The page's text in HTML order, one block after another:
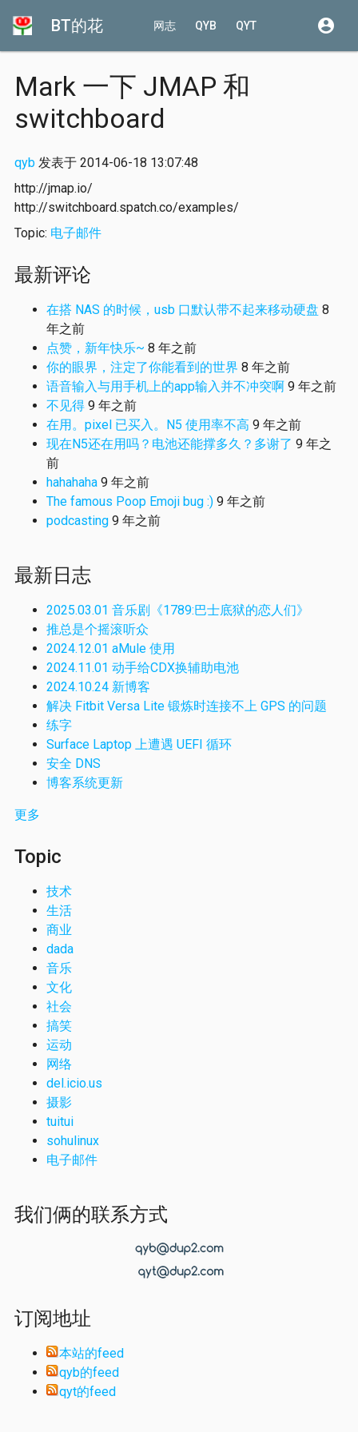
BT的花 网志 QYB QYT account_circle
Mark 一下 JMAP 和
switchboard
qyb 发表于 2014-06-18 13:07:48
http://jmap.io/
http://switchboard.spatch.co/examples/
Topic: 电子邮件
最新评论
在搭 NAS 的时候，usb 口默认带不起来移动硬盘 8
年之前
点赞，新年快乐~ 8 年之前
你的眼界，注定了你能看到的世界 8 年之前
语音输入与用手机上的app输入并不冲突啊 9 年之前
不见得 9 年之前
在用。pixel 已买入。N5 使用率不高 9 年之前
现在N5还在用吗？电池还能撑多久？多谢了 9 年之
前
hahahaha 9 年之前
The famous Poop Emoji bug :) 9 年之前
podcasting 9 年之前
最新日志
2025.03.01 音乐剧《1789:巴士底狱的恋人们》
推总是个摇滚听众
2024.12.01 aMule 使用
2024.11.01 动手给CDX换辅助电池
2024.10.24 新博客
解决 Fitbit Versa Lite 锻炼时连接不上 GPS 的问题
练字
Surface Laptop 上遭遇 UEFI 循环
安全 DNS
博客系统更新
更多
Topic
技术
生活
商业
dada
音乐
文化
社会
搞笑
运动
网络
del.icio.us
摄影
tuitui
sohulinux
电子邮件
我们俩的联系方式
订阅地址
本站的feed
qyb的feed
qyt的feed